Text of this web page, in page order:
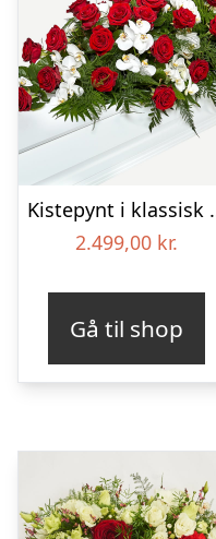
2.499,00 kr.
Gå til shop